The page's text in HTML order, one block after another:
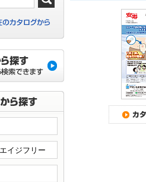
イジフリー